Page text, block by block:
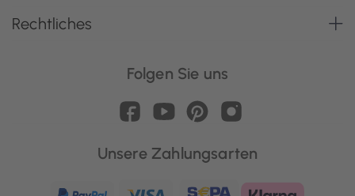
Rechtliches
Folgen Sie uns
Unsere Zahlungsarten